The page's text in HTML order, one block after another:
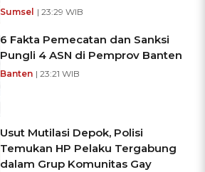
Sumsel | 23:29 WIB
6 Fakta Pemecatan dan Sanksi
Pungli 4 ASN di Pemprov Banten
Banten | 23:21 WIB
Usut Mutilasi Depok, Polisi
Temukan HP Pelaku Tergabung
dalam Grup Komunitas Gay